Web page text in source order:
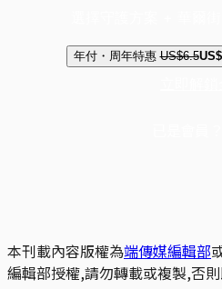
年付・周年特惠 US$6.5
本刊載內容版權為端傳媒編輯部
編輯部授權,請勿轉載或複製,否則